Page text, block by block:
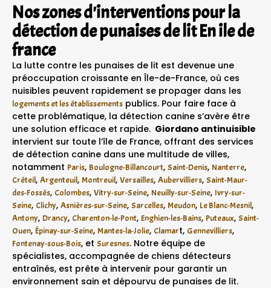
Nos zones d'interventions pour la
détection de punaises de lit En ile de
france
La lutte contre les punaises de lit est devenue une
préoccupation croissante en Île-de-France, où ces
nuisibles peuvent rapidement se propager dans les
logements et les établissements publics. Pour faire face à
cette problématique, la détection canine s’avère être
une solution efficace et rapide. Giordano antinuisible
intervient sur toute l’île de France, offrant des services
de détection canine dans une multitude de villes,
notamment Paris, Boulogne-Billancourt, Saint-Denis, Nanterre,
Créteil, Argenteuil, Montreuil, Versailles, Aubervilliers, Saint-Maur-
des-Fossés, Colombes, Vitry-sur-Seine, Neuilly-sur-Seine, Ivry-sur-
Seine, Clichy, Asnières-sur-Seine, Sarcelles, Meudon, Le Blanc-Mesnil,
Antony, Drancy, Charenton-le-Pont, Enghien-les-Bains, Puteaux, Saint-
Ouen, Épinay-sur-Seine, Mantes-la-Jolie, Clamart, Gennevilliers,
Fontenay-sous-Bois, et Suresnes. Notre équipe de
spécialistes, accompagnée de chiens détecteurs
entraînés, est prête à intervenir pour garantir un
environnement sain et dépourvu de punaises de lit.